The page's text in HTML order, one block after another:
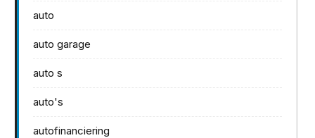
auto
auto garage
auto s
auto's
autofinanciering